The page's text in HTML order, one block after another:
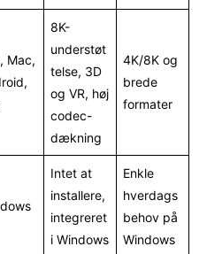
Mac,
8K-
understøt
telse, 3D
og VR, høj
codec-
dækning
4K/8K og
brede
formater
Intet at
installere,
integreret
i Windows
Enkle
hverdags
behov på
Windows